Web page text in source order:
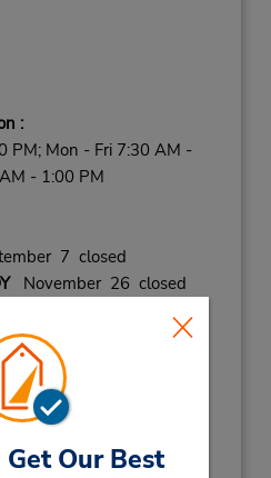
Get Our Best
:
PM; Mon - Fri 7:30 AM -
- 1:00 PM
7 closed
November 26 closed
December 25 closed
December 31 08:00AM